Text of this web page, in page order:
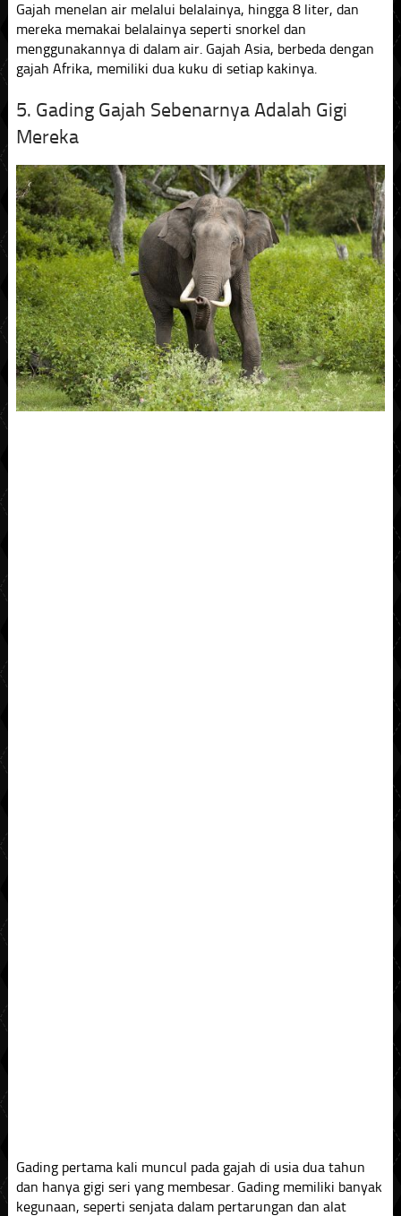
Gajah menelan air melalui belalainya, hingga 8 liter, dan
mereka memakai belalainya seperti snorkel dan
menggunakannya di dalam air. Gajah Asia, berbeda dengan
gajah Afrika, memiliki dua kuku di setiap kakinya.
5. Gading Gajah Sebenarnya Adalah Gigi
Mereka
Gading pertama kali muncul pada gajah di usia dua tahun
dan hanya gigi seri yang membesar. Gading memiliki banyak
kegunaan, seperti senjata dalam pertarungan dan alat